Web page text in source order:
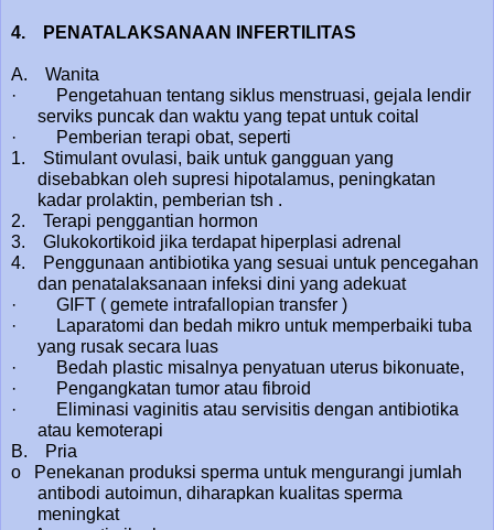
4. PENATALAKSANAAN INFERTILITAS
A. Wanita
· Pengetahuan tentang siklus menstruasi, gejala lendir
serviks puncak dan waktu yang tepat untuk coital
· Pemberian terapi obat, seperti
1. Stimulant ovulasi, baik untuk gangguan yang
disebabkan oleh supresi hipotalamus, peningkatan
kadar prolaktin, pemberian tsh .
2. Terapi penggantian hormon
3. Glukokortikoid jika terdapat hiperplasi adrenal
4. Penggunaan antibiotika yang sesuai untuk pencegahan
dan penatalaksanaan infeksi dini yang adekuat
· GIFT ( gemete intrafallopian transfer )
· Laparatomi dan bedah mikro untuk memperbaiki tuba
yang rusak secara luas
· Bedah plastic misalnya penyatuan uterus bikonuate,
· Pengangkatan tumor atau fibroid
· Eliminasi vaginitis atau servisitis dengan antibiotika
atau kemoterapi
B. Pria
o Penekanan produksi sperma untuk mengurangi jumlah
antibodi autoimun, diharapkan kualitas sperma
meningkat